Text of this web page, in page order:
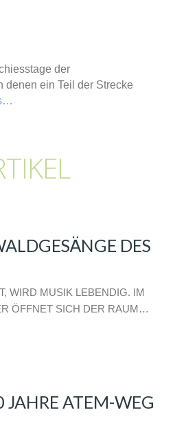
der
denen ein Teil der Strecke
DES
WIRD MUSIK LEBENDIG. IM
ÖFFNET SICH DER RAUM…
ATEM-WEG